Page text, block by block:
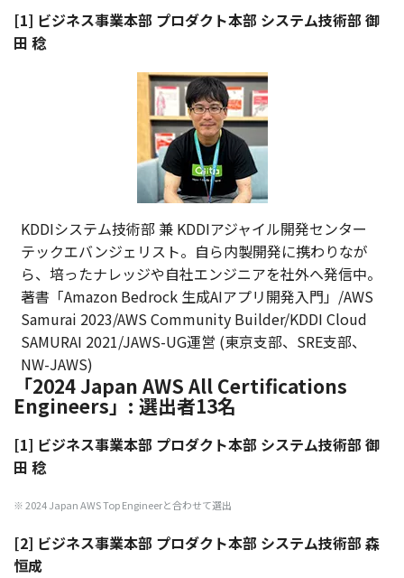
[1] ビジネス事業本部 プロダクト本部 システム技術部 御
田 稔
KDDIシステム技術部 兼 KDDIアジャイル開発センター
テックエバンジェリスト。自ら内製開発に携わりなが
ら、培ったナレッジや自社エンジニアを社外へ発信中。
著書「Amazon Bedrock 生成AIアプリ開発入門」/AWS
Samurai 2023/AWS Community Builder/KDDI Cloud
SAMURAI 2021/JAWS-UG運営 (東京支部、SRE支部、
NW-JAWS)
「2024 Japan AWS All Certifications
Engineers」: 選出者13名
[1] ビジネス事業本部 プロダクト本部 システム技術部 御
田 稔
※ 2024 Japan AWS Top Engineerと合わせて選出
[2] ビジネス事業本部 プロダクト本部 システム技術部 森
恒成